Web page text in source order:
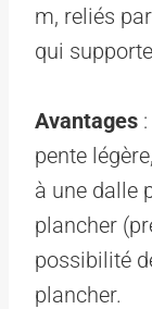
m, reliés
qui
Avantages
pente
à une dalle
plancher
possibilité
plancher.